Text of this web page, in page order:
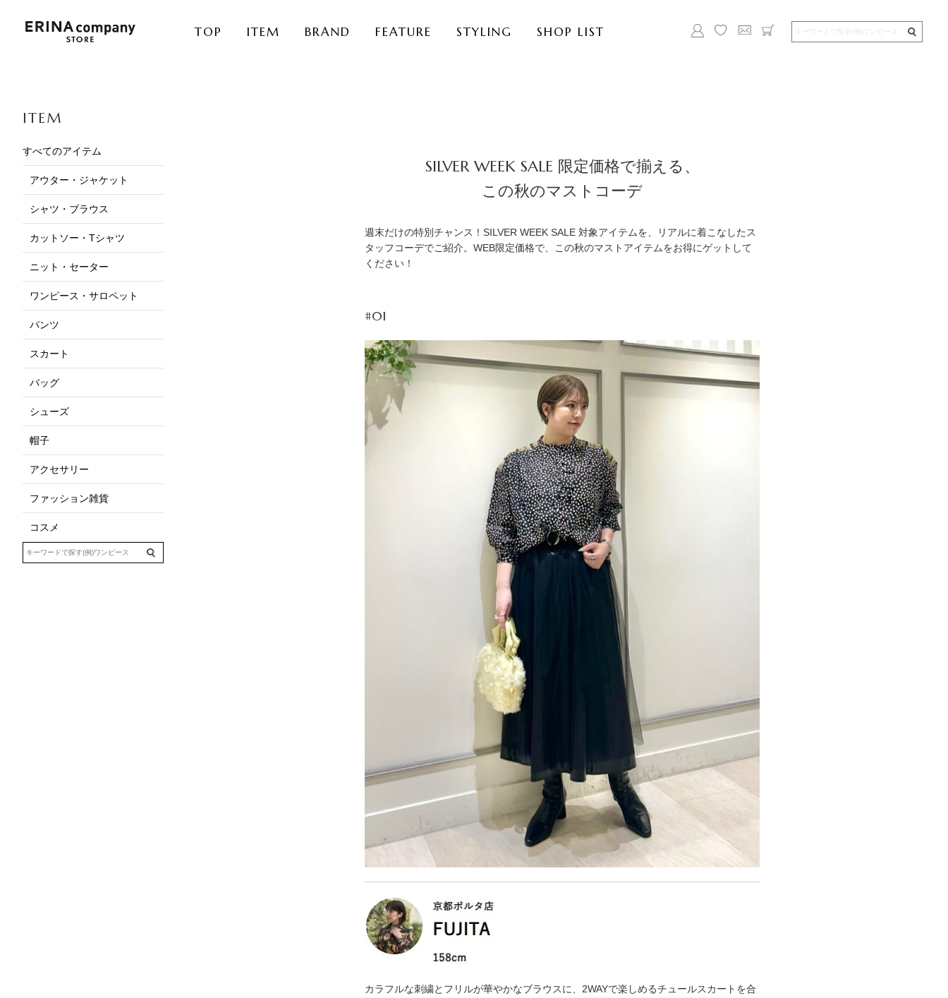
TOP ITEM BRAND FEATURE STYLING SHOP LIST
ITEM
すべてのアイテム
アウター・ジャケット
シャツ・ブラウス
カットソー・Tシャツ
ニット・セーター
ワンピース・サロペット
パンツ
スカート
バッグ
シューズ
帽子
アクセサリー
ファッション雑貨
コスメ
SILVER WEEK SALE 限定価格で揃える、
この秋のマストコーデ
週末だけの特別チャンス！SILVER WEEK SALE 対象アイテムを、リアルに着こなしたス
タッフコーデでご紹介。WEB限定価格で、この秋のマストアイテムをお得にゲットして
ください！
#01
カラフルな刺繍とフリルが華やかなブラウスに、2WAYで楽しめるチュールスカートを合